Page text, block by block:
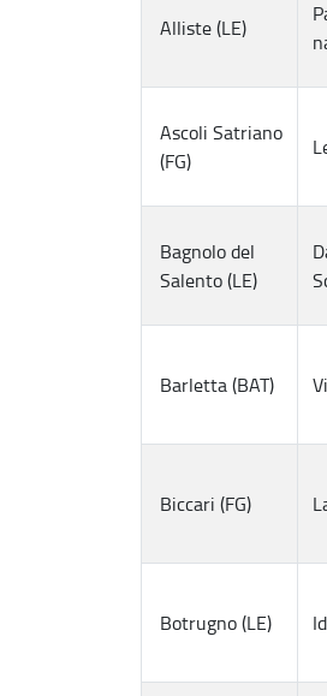
Alliste (LE)
Ascoli Satriano
(FG)
Bagnolo del
Salento (LE)
Barletta (BAT)
Biccari (FG)
Botrugno (LE)